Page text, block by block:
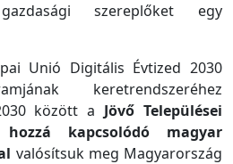
szereplőket egy
Unió Digitális Évtized 2030
keretrendszeréhez
között a Jövő Települései
kapcsolódó magyar
valósítsuk meg Magyarország